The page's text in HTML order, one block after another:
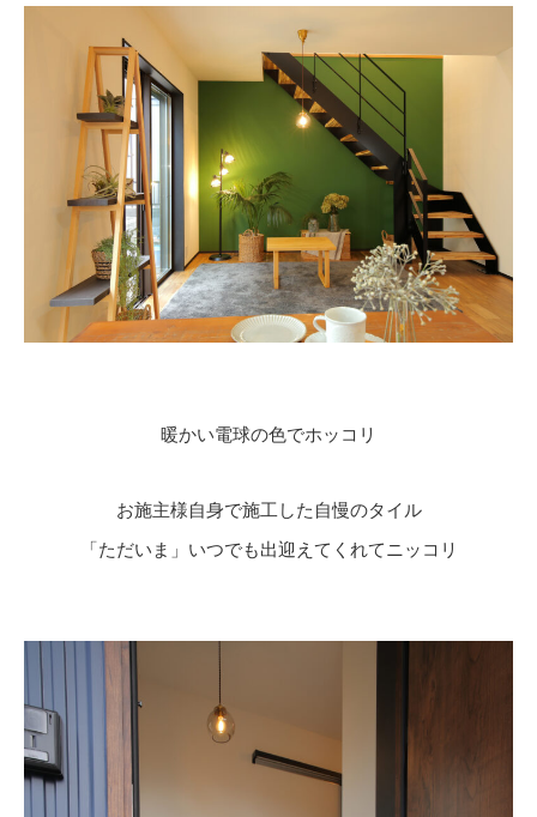
暖かい電球の色でホッコリ
お施主様自身で施工した自慢のタイル
「ただいま」いつでも出迎えてくれてニッコリ